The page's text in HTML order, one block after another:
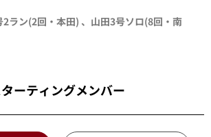
2ラン(2回・ 本田) 、 山田3号ソロ(8回・ 南
ーティングメンバー